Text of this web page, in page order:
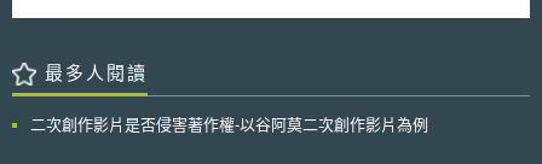
域與影音分享網站日漸深化的關係，也考驗傳統媒體和政治互動的準則。
政策計畫」（Digital Decade Policy Programme 2030, DDPP），為促進
委會提出跨（多）國專案（Multi-Country Projects, MCPs）的概念，期待
整合歐盟、各成員國、私部門的資源，以實現單一成員國無法獨立部署的數
盟」（European Research Infrastructure Consortium, ERIC），提出了
最多人閱讀
二次創作影片是否侵害著作權-以谷阿莫二次創作影片為例